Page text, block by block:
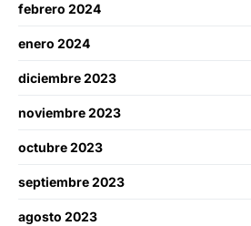
febrero 2024
enero 2024
diciembre 2023
noviembre 2023
octubre 2023
septiembre 2023
agosto 2023